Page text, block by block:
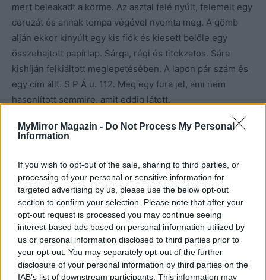
MyMirror Magazin - Do Not Process My Personal
Information
If you wish to opt-out of the sale, sharing to third parties, or
processing of your personal or sensitive information for
targeted advertising by us, please use the below opt-out
section to confirm your selection. Please note that after your
opt-out request is processed you may continue seeing
interest-based ads based on personal information utilized by
us or personal information disclosed to third parties prior to
your opt-out. You may separately opt-out of the further
disclosure of your personal information by third parties on the
IAB’s list of downstream participants. This information may
mert beleakadt a körme. Az asztal felé nyúlt, felemelt egy
ceruzát és annak tompa végével nyomta meg. A gömb
alján ekkor kinyúlt egy kis fiók és kiesett belőle egy
összehajtott papírlap. Sárga, régi és titokzatos. Sára
kishíján felkiáltott meglepetésében. A lapon pár szám és
egy cím állt. S P Á u. 112. Meg egy fura jel, ami nem
hasonlított semmire, amit eddig látott.
Folytatjuk…
Kép forrása: Pinterest